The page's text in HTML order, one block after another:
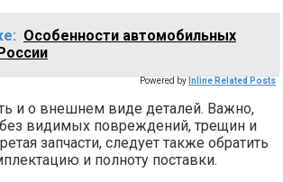
Особенности автомобильных
Powered by Inline Related Posts
и о внешнем виде деталей. Важно,
видимых повреждений, трещин и
запчасти, следует также обратить
и полноту поставки.